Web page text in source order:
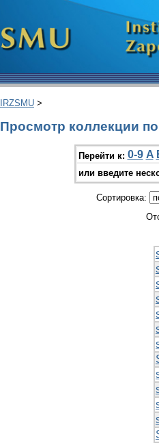
IRZSMU >
Просмотр коллекции
Перейти к: 0-9 A
или введите
Сортировка: